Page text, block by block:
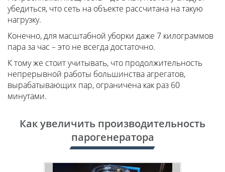
убедиться, что сеть на объекте рассчитана на такую
нагрузку.
Конечно, для масштабной уборки даже 7 килограммов
пара за час – это не всегда достаточно.
К тому же стоит учитывать, что продолжительность
непрерывной работы большинства агрегатов,
вырабатывающих пар, ограничена как раз 60
минутами.
Как увеличить производительность
парогенератора